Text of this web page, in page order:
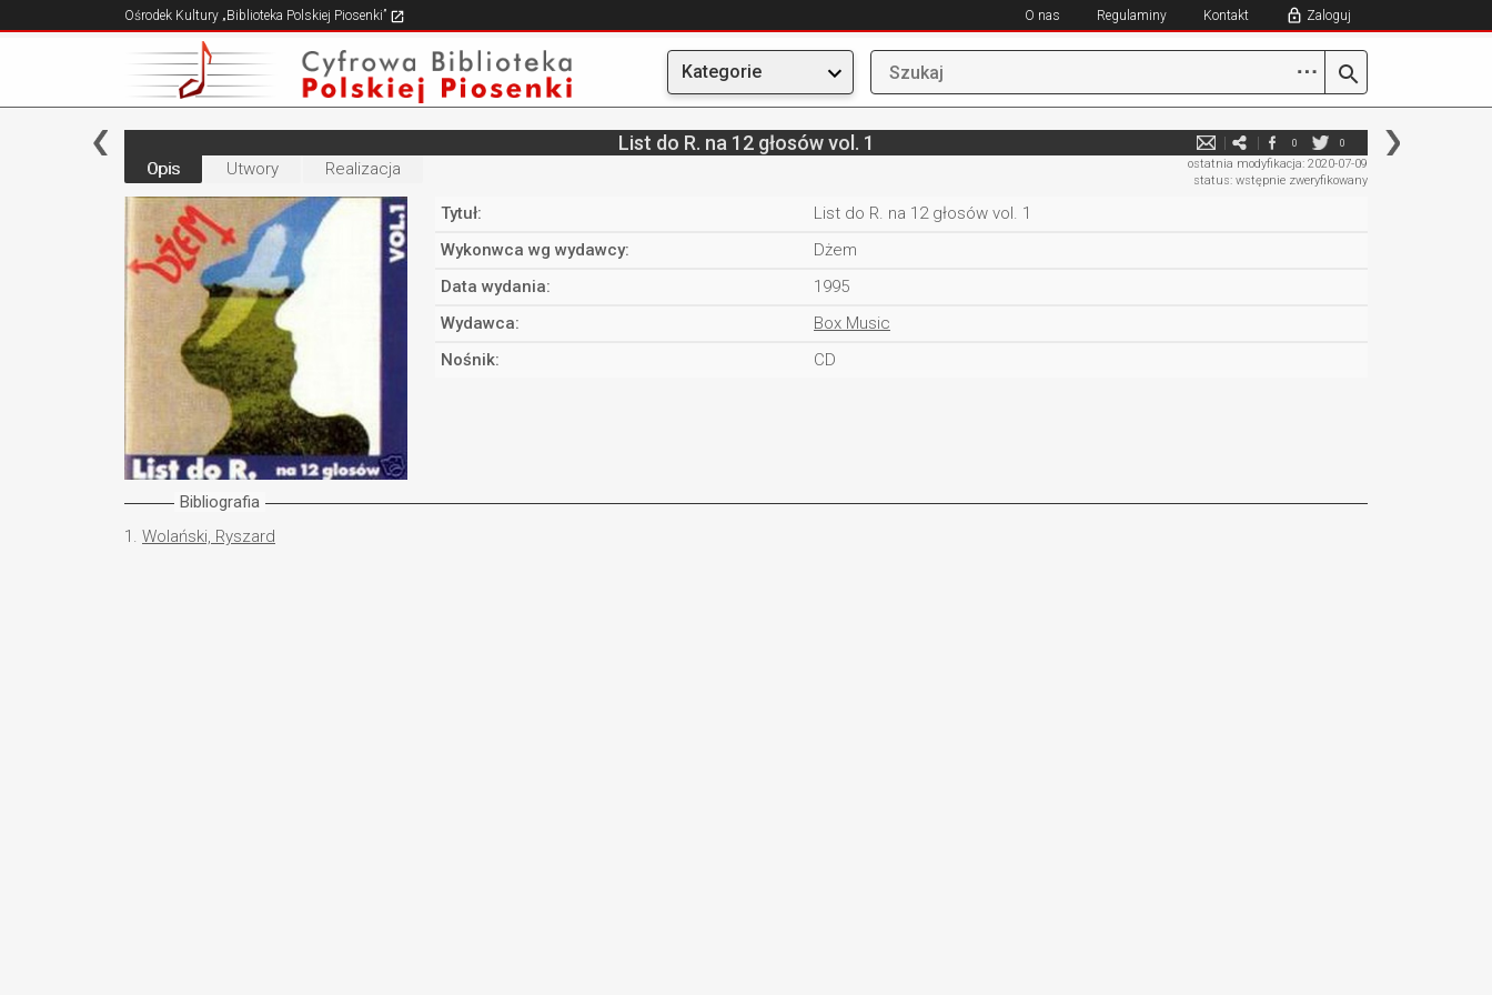
Ośrodek Kultury „Biblioteka Polskiej Piosenki” O nas Regulaminy Kontakt Zaloguj
Kategorie ⋯
List do R. na 12 głosów vol. 1 0 0
ostatnia modyfikacja: 2020-07-09
status: wstępnie zweryfikowany
Opis Utwory Realizacja
Tytuł:
List do R. na 12 głosów vol. 1
Wykonwca wg wydawcy:
Dżem
Data wydania:
1995
Wydawca:
Box Music
Nośnik:
CD
Bibliografia
1. Wolański, Ryszard